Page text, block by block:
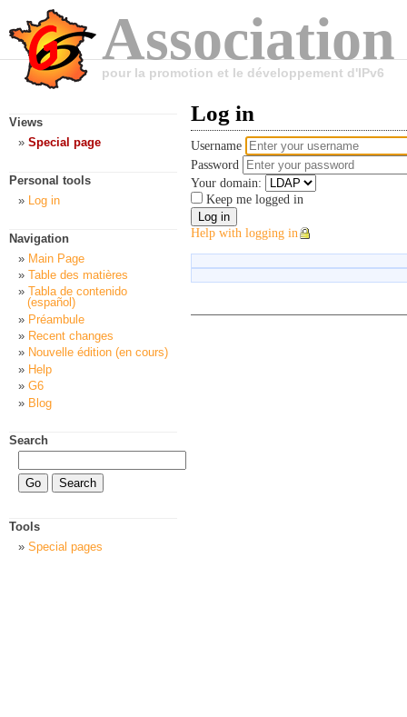
pour la promotion et le développement d'IPv6
Log in
Username
Password
Your domain:
Keep me logged in
Help with logging in
Views
Special page
Personal tools
Log in
Navigation
Main Page
Table des matières
Tabla de contenido
(español)
Préambule
Recent changes
Nouvelle édition (en cours)
Help
G6
Blog
Search
Tools
Special pages